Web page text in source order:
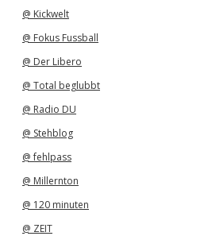
@ Kickwelt
@ Fokus Fussball
@ Der Libero
@ Total beglubbt
@ Radio DU
@ Stehblog
@ fehlpass
@ Millernton
@ 120 minuten
@ ZEIT